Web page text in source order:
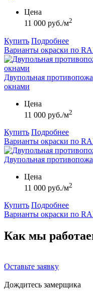
Цена
11 000 руб./м2
Купить Подробнее
Варианты окраски по
Двупольная
окнами
Цена
11 000 руб./м2
Купить Подробнее
Варианты окраски по
Двупольная
Цена
11 000 руб./м2
Купить Подробнее
Варианты окраски по
Как мы
Оставьте заявку
Дождитесь замерщика